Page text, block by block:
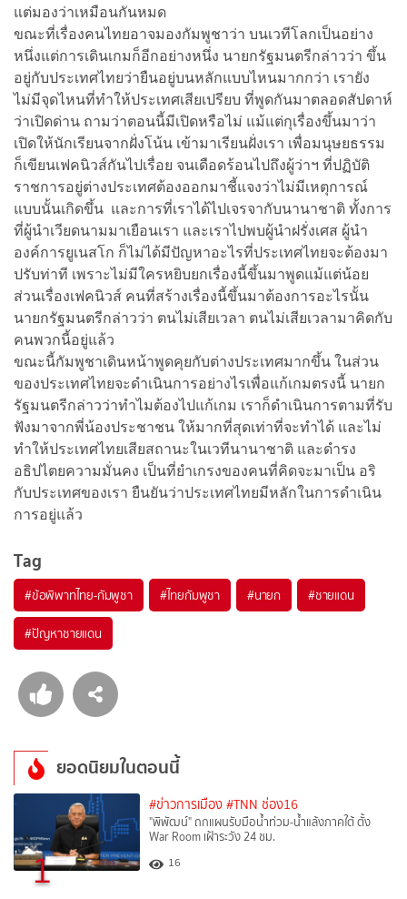
แต่มองว่าเหมือนกันหมด
ขณะที่เรื่องคนไทยอาจมองกัมพูชาว่า บนเวทีโลกเป็นอย่าง
หนึ่งแต่การเดินเกมก็อีกอย่างหนึ่ง นายกรัฐมนตรีกล่าวว่า ขึ้น
อยู่กับประเทศไทยว่ายืนอยู่บนหลักแบบไหนมากกว่า เรายัง
ไม่มีจุดไหนที่ทำให้ประเทศเสียเปรียบ ที่พูดกันมาตลอดสัปดาห์
ว่าเปิดด่าน ถามว่าตอนนี้มีเปิดหรือไม่ แม้แต่กุเรื่องขึ้นมาว่า
เปิดให้นักเรียนจากฝั่งโน้น เข้ามาเรียนฝั่งเรา เพื่อมนุษยธรรม
ก็เขียนเฟคนิวส์กันไปเรื่อย จนเดือดร้อนไปถึงผู้ว่าฯ ที่ปฏิบัติ
ราชการอยู่ต่างประเทศต้องออกมาชี้แจงว่าไม่มีเหตุการณ์
แบบนั้นเกิดขึ้น และการที่เราได้ไปเจรจากับนานาชาติ ทั้งการ
ที่ผู้นำเวียดนามมาเยือนเรา และเราไปพบผู้นำฝรั่งเศส ผู้นำ
องค์การยูเนสโก ก็ไม่ได้มีปัญหาอะไรที่ประเทศไทยจะต้องมา
ปรับท่าที เพราะไม่มีใครหยิบยกเรื่องนี้ขึ้นมาพูดแม้แต่น้อย
ส่วนเรื่องเฟคนิวส์ คนที่สร้างเรื่องนี้ขึ้นมาต้องการอะไรนั้น
นายกรัฐมนตรีกล่าวว่า ตนไม่เสียเวลา ตนไม่เสียเวลามาคิดกับ
คนพวกนี้อยู่แล้ว
ขณะนี้กัมพูชาเดินหน้าพูดคุยกับต่างประเทศมากขึ้น ในส่วน
ของประเทศไทยจะดำเนินการอย่างไรเพื่อแก้เกมตรงนี้ นายก
รัฐมนตรีกล่าวว่าทำไมต้องไปแก้เกม เราก็ดำเนินการตามที่รับ
ฟังมาจากพี่น้องประชาชน ให้มากที่สุดเท่าที่จะทำได้ และไม่
ทำให้ประเทศไทยเสียสถานะในเวทีนานาชาติ และดำรง
อธิปไตยความมั่นคง เป็นที่ยำเกรงของคนที่คิดจะมาเป็น อริ
กับประเทศของเรา ยืนยันว่าประเทศไทยมีหลักในการดำเนิน
การอยู่แล้ว
Tag
#ข้อพิพาทไทย-กัมพูชา #ไทยกัมพูชา #นายก #ชายแดน
#ปัญหาชายแดน
ยอดนิยมในตอนนี้
1
#ข่าวการเมือง #TNN ช่อง16
"พิพัฒน์" ถกแผนรับมือน้ำท่วม-น้ำแล้งภาคใต้ ตั้ง
War Room เฝ้าระวัง 24 ชม.
16